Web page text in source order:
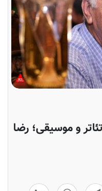
، تئاتر و موسیقی؛ رضا